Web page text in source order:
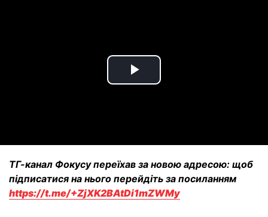
Play
ТГ-канал Фокусу переїхав за новою адресою: щоб
підписатися на нього перейдіть за посиланням
https://t.me/+ZjXK2BAtDi1mZWMy